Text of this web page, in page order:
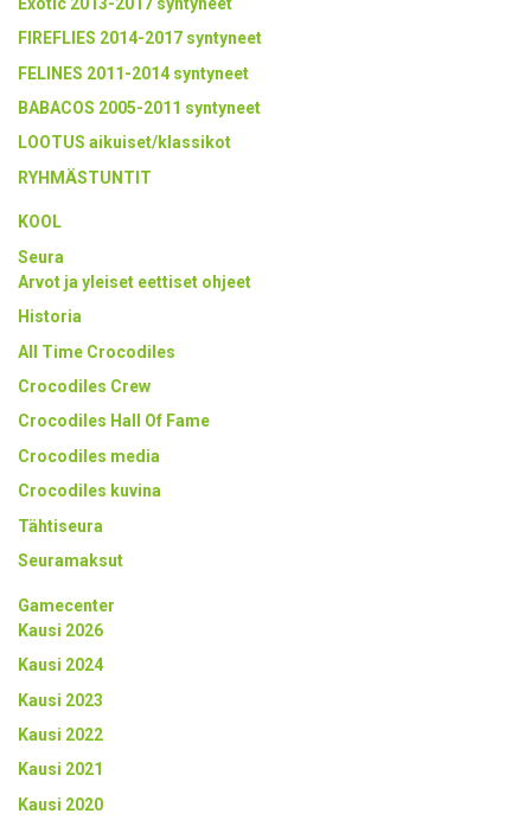
FIREFLIES 2014-2017 syntyneet
FELINES 2011-2014 syntyneet
BABACOS 2005-2011 syntyneet
LOOTUS aikuiset/klassikot
RYHMÄSTUNTIT
KOOL
Seura
Arvot ja yleiset eettiset ohjeet
Historia
All Time Crocodiles
Crocodiles Crew
Crocodiles Hall Of Fame
Crocodiles media
Crocodiles kuvina
Tähtiseura
Seuramaksut
Gamecenter
Kausi 2026
Kausi 2024
Kausi 2023
Kausi 2022
Kausi 2021
Kausi 2020